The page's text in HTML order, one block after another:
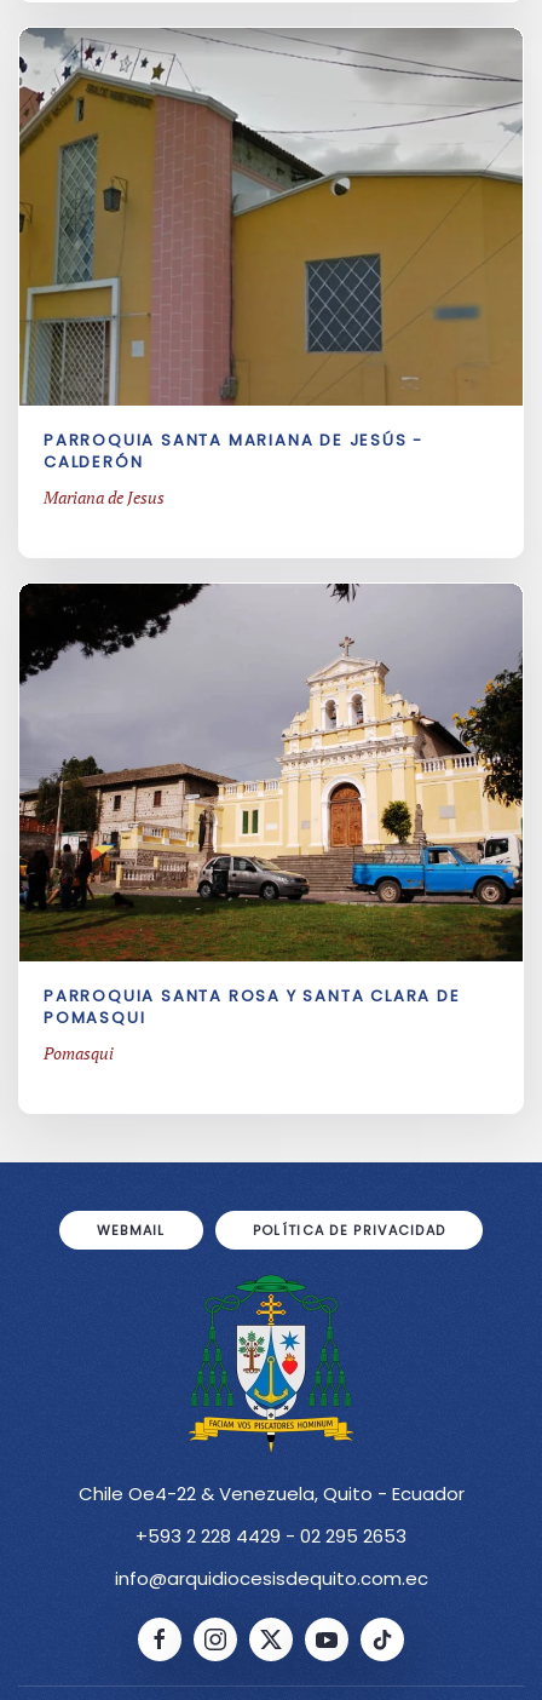
PARROQUIA SANTA MARIANA DE JESÚS -
CALDERÓN
Mariana de Jesus
PARROQUIA SANTA ROSA Y SANTA CLARA DE
POMASQUI
Pomasqui
WEBMAIL POLÍTICA DE PRIVACIDAD
Chile Oe4-22 & Venezuela, Quito - Ecuador
+593 2 228 4429 - 02 295 2653
info@arquidiocesisdequito.com.ec